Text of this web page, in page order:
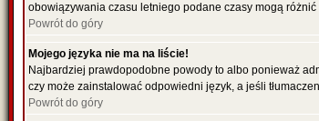
obowiązywania czasu letniego podane czasy mogą
Powrót do góry
Mojego języka nie ma na liście!
Najbardziej prawdopodobne powody to albo ponieważ
czy może zainstalować odpowiedni język, a jeśli
Powrót do góry